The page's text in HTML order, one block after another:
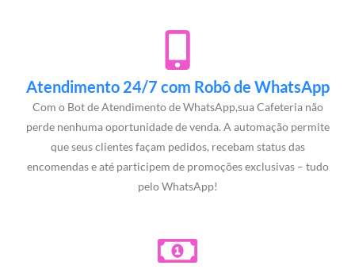
Atendimento 24/7 com Robô de WhatsApp
Com o Bot de Atendimento de WhatsApp,sua Cafeteria não
perde nenhuma oportunidade de venda. A automação permite
que seus clientes façam pedidos, recebam status das
encomendas e até participem de promoções exclusivas – tudo
pelo WhatsApp!